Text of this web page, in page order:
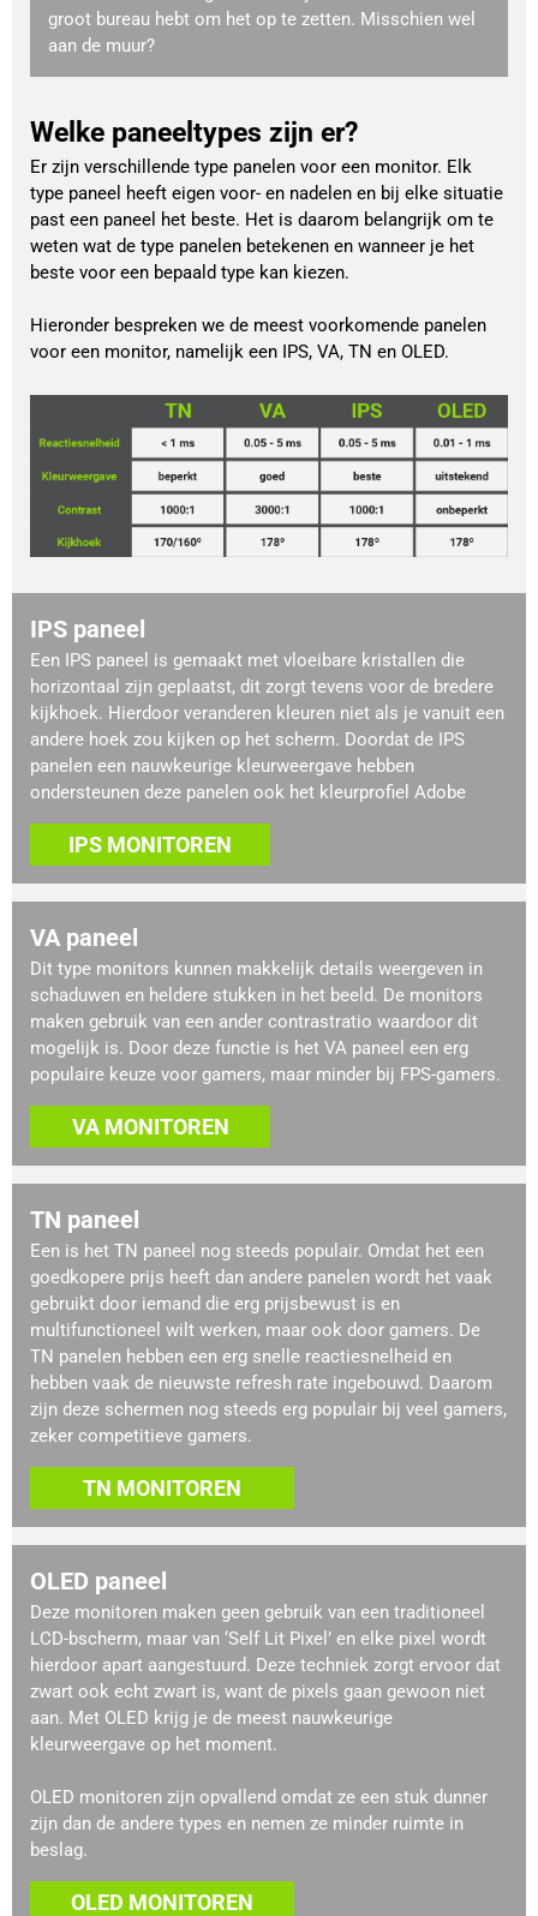
groot bureau hebt om het op te zetten. Misschien wel
aan de muur?
Welke paneeltypes zijn er?
Er zijn verschillende type panelen voor een monitor. Elk
type paneel heeft eigen voor- en nadelen en bij elke situatie
past een paneel het beste. Het is daarom belangrijk om te
weten wat de type panelen betekenen en wanneer je het
beste voor een bepaald type kan kiezen.
Hieronder bespreken we de meest voorkomende panelen
voor een monitor, namelijk een IPS, VA, TN en OLED.
IPS paneel
Een IPS paneel is gemaakt met vloeibare kristallen die
horizontaal zijn geplaatst, dit zorgt tevens voor de bredere
kijkhoek. Hierdoor veranderen kleuren niet als je vanuit een
andere hoek zou kijken op het scherm. Doordat de IPS
panelen een nauwkeurige kleurweergave hebben
ondersteunen deze panelen ook het kleurprofiel Adobe
IPS MONITOREN
VA paneel
Dit type monitors kunnen makkelijk details weergeven in
schaduwen en heldere stukken in het beeld. De monitors
maken gebruik van een ander contrastratio waardoor dit
mogelijk is. Door deze functie is het VA paneel een erg
populaire keuze voor gamers, maar minder bij FPS-gamers.
VA MONITOREN
TN paneel
Een is het TN paneel nog steeds populair. Omdat het een
goedkopere prijs heeft dan andere panelen wordt het vaak
gebruikt door iemand die erg prijsbewust is en
multifunctioneel wilt werken, maar ook door gamers. De
TN panelen hebben een erg snelle reactiesnelheid en
hebben vaak de nieuwste refresh rate ingebouwd. Daarom
zijn deze schermen nog steeds erg populair bij veel gamers,
zeker competitieve gamers.
TN MONITOREN
OLED paneel
Deze monitoren maken geen gebruik van een traditioneel
LCD-bscherm, maar van ‘Self Lit Pixel’ en elke pixel wordt
hierdoor apart aangestuurd. Deze techniek zorgt ervoor dat
zwart ook echt zwart is, want de pixels gaan gewoon niet
aan. Met OLED krijg je de meest nauwkeurige
kleurweergave op het moment.
OLED monitoren zijn opvallend omdat ze een stuk dunner
zijn dan de andere types en nemen ze minder ruimte in
beslag.
OLED MONITOREN